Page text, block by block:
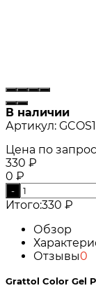
В наличии
Артикул:
Цена по
330 ₽
0 ₽
-
Итого:330 ₽
Обзор
Отзывы0
Grattol Color Gel